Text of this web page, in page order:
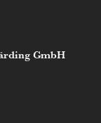
GmbH